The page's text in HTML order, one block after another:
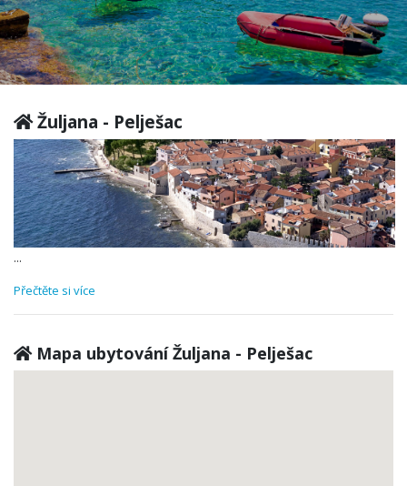
Žuljana - Pelješac
...
Přečtěte si více
Mapa ubytování Žuljana - Pelješac